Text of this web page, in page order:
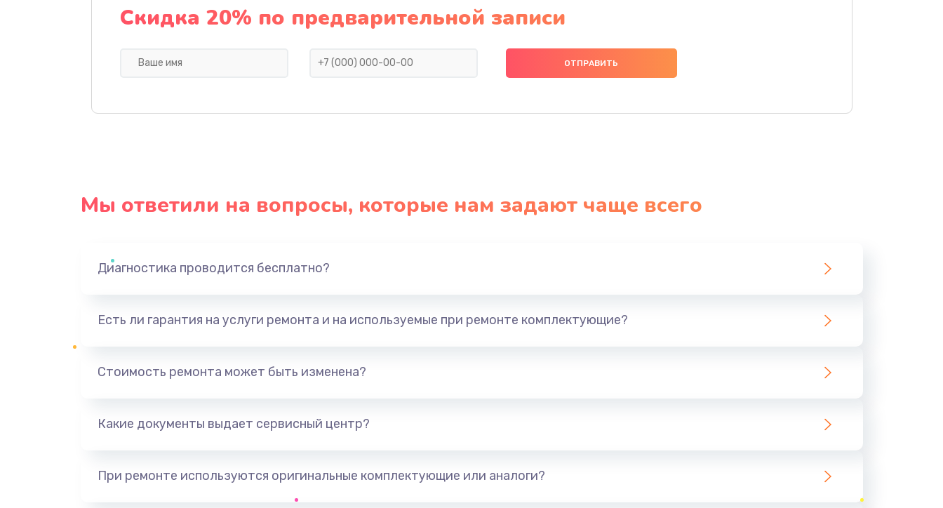
Скидка 20% по предварительной записи
Мы ответили на вопросы, которые нам задают чаще всего
Диагностика проводится бесплатно?
Есть ли гарантия на услуги ремонта и на используемые при ремонте комплектующие?
Стоимость ремонта может быть изменена?
Какие документы выдает сервисный центр?
При ремонте используются оригинальные комплектующие или аналоги?